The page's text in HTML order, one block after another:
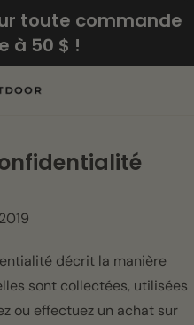
toute commande
à 50 $ !
décrit la manière
sont collectées, utilisées
ou effectuez un achat sur